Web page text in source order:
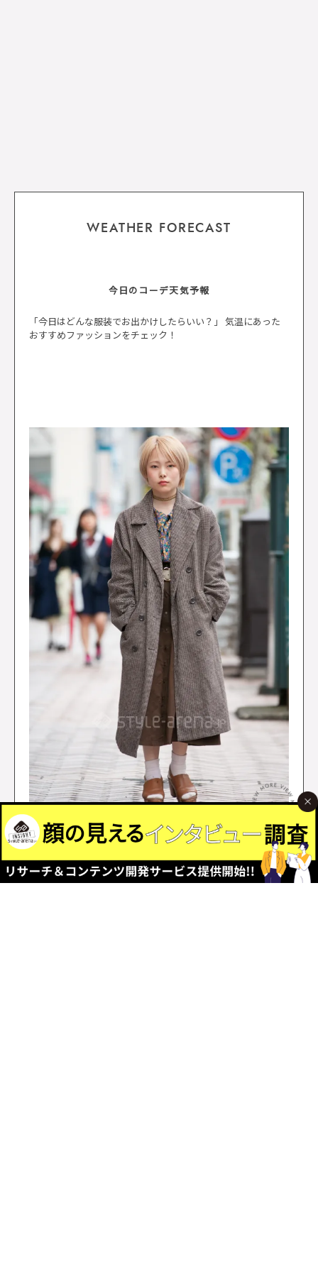
WEATHER FORECAST
今日のコーデ天気予報
「今日はどんな服装でお出かけしたらいい？」 気温にあった
おすすめファッションをチェック！
＞